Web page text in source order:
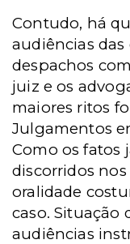
Contudo, há
audiências das
despachos
juiz e os
maiores ritos
Julgamentos
Como os fatos
discorridos
oralidade
caso. Situação
audiências